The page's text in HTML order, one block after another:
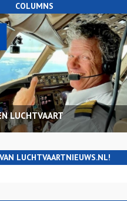
COLUMNS
LUCHTVAART
LUCHTVAARTNIEUWS.NL!